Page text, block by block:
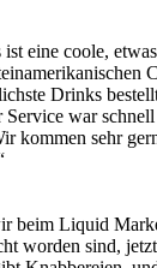
eine coole,
Drinks
Service war
kommen sehr
beim Liquid
worden sind,